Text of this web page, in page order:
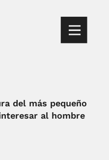
del más pequeño
al hombre